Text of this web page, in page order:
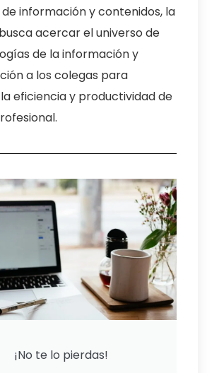
información y contenidos, la
acercar el universo de
de la información y
a los colegas para
eficiencia y productividad de
¡No te lo pierdas!